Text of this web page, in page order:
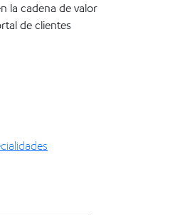
la cadena de valor
de clientes